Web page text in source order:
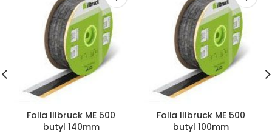
Folia Illbruck ME 500
butyl 140mm
Folia Illbruck ME 500
butyl 100mm